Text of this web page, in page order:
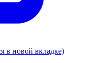
в новой вкладке)